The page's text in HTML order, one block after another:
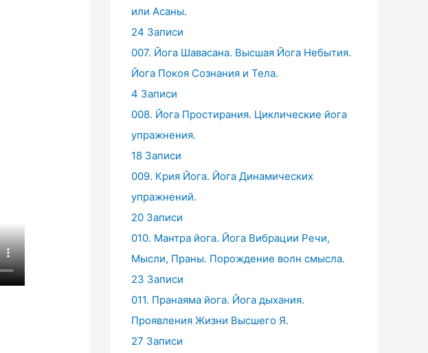
или Асаны.
24 Записи
007. Йога Шавасана. Высшая Йога Небытия.
Йога Покоя Сознания и Тела.
4 Записи
008. Йога Простирания. Циклические йога
упражнения.
18 Записи
009. Крия Йога. Йога Динамических
упражнений.
20 Записи
010. Мантра йога. Йога Вибрации Речи,
Мысли, Праны. Порождение волн смысла.
23 Записи
011. Пранаяма йога. Йога дыхания.
Проявления Жизни Высшего Я.
27 Записи